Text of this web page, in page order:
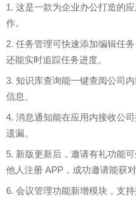
1. 这是一款为企业办公打造的
作。
2. 任务管理可快速添加编辑任
还能实时追踪任务进度。
3. 知识库查询能一键查阅公司
信息。
4. 消息通知能在应用内接收公
遗漏。
5. 新版更新后，邀请有礼功能
他人注册 APP，成功邀请能获
6. 会议管理功能新增模块，支